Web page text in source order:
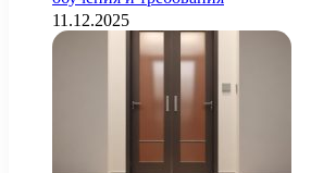
11.12.2025